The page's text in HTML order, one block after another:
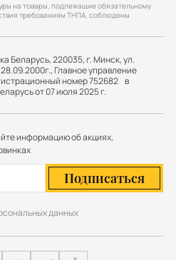
на товары, подлежащие обязательному
требованиям ТНПА, соблюдены
Беларусь, 220035, г. Минск, ул.
Главное управление
номер 752682 в
от 07 июля 2025 г.
информацию об акциях,
Подписаться
данных